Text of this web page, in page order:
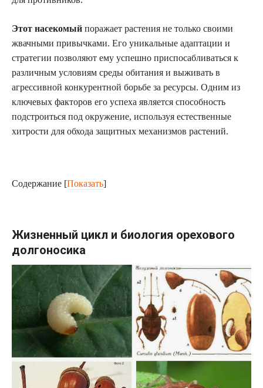
Этот насекомый поражает растения не только своими
жвачными привычками. Его уникальные адаптации и
стратегии позволяют ему успешно приспосабливаться к
различным условиям среды обитания и выживать в
агрессивной конкурентной борьбе за ресурсы. Одним из
ключевых факторов его успеха является способность
подстроиться под окружение, используя естественные
хитрости для обхода защитных механизмов растений.
Содержание [Показать]
Жизненный цикл и биология орехового
долгоносика